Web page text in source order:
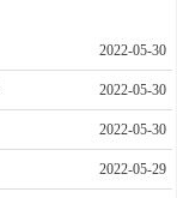
2022-05-30
2022-05-30
2022-05-30
2022-05-29